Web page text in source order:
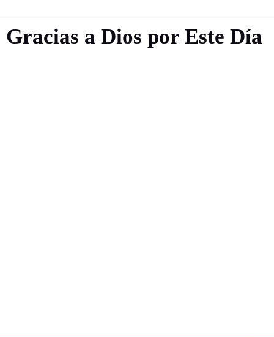
Gracias a Dios por Este Día